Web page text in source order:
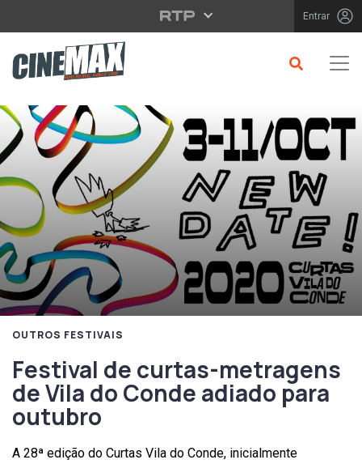
Saltar para o conteúdo principal Entrar
OUTROS FESTIVAIS
Festival de curtas-metragens
de Vila do Conde adiado para
outubro
A 28ª edição do Curtas Vila do Conde, inicialmente